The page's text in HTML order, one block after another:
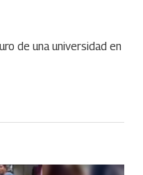
de una universidad en